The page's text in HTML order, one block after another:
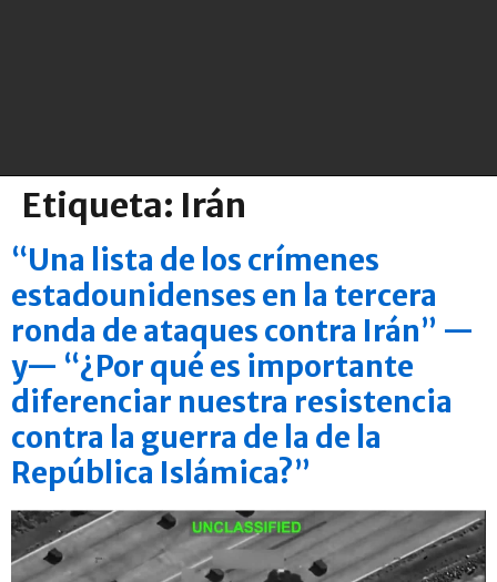
Etiqueta: Irán
“Una lista de los crímenes
estadounidenses en la tercera
ronda de ataques contra Irán” —
y— “¿Por qué es importante
diferenciar nuestra resistencia
contra la guerra de la de la
República Islámica?”